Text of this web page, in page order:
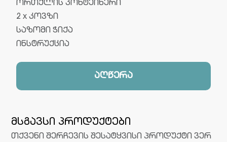
ორთქლის კონტეინერი
2 x კოვზი
საზომი ჭიქა
ინსტრუქცია
აღწერა
მსგავსი პროდუქტები
თქვენი შერჩევის შესატყვისი პროდუქტი ვერ